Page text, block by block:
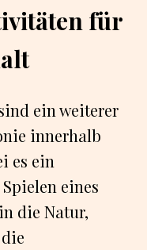
für
ein weiterer
innerhalb
es ein
eines
die Natur,